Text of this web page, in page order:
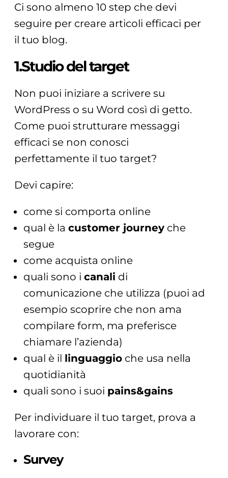
Ci sono almeno 10 step che devi
seguire per creare articoli efficaci per
il tuo blog.
1.Studio del target
Non puoi iniziare a scrivere su
WordPress o su Word così di getto.
Come puoi strutturare messaggi
efficaci se non conosci
perfettamente il tuo target?
Devi capire:
come si comporta online
qual è la customer journeyche
segue
come acquista online
quali sono i canali di
comunicazione che utilizza (puoi ad
esempio scoprire che non ama
compilare form, ma preferisce
chiamare l’azienda)
qual è il linguaggioche usa nella
quotidianità
quali sono i suoi pains&gains
Per individuare il tuo target, prova a
lavorare con:
Survey